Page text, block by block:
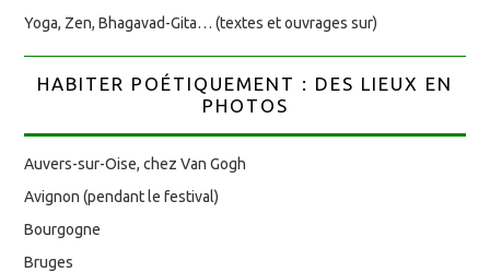
Yoga, Zen, Bhagavad-Gita… (textes et ouvrages sur)
HABITER POÉTIQUEMENT : DES LIEUX EN
PHOTOS
Auvers-sur-Oise, chez Van Gogh
Avignon (pendant le festival)
Bourgogne
Bruges